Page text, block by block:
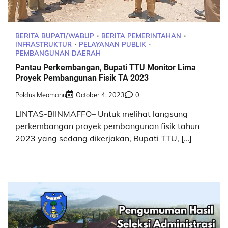
BERITA BUPATI/WABUP
BERITA PEMERINTAHAN
INFRASTRUKTUR
PELAYANAN PUBLIK
PEMBANGUNAN DAERAH
Pantau Perkembangan, Bupati TTU Monitor Lima
Proyek Pembangunan Fisik TA 2023
Poldus Meomanu October 4, 2023 0
LINTAS-BIINMAFFO– Untuk melihat langsung
perkembangan proyek pembangunan fisik tahun
2023 yang sedang dikerjakan, Bupati TTU, […]